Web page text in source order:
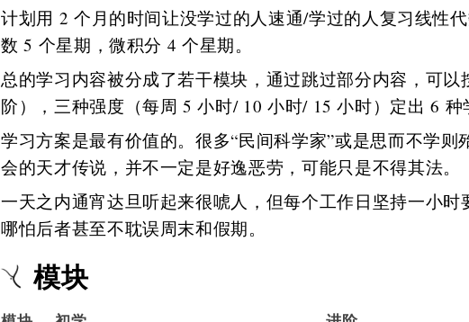
计划用 2 个月的时间让没学过的人速通/学过的人复习线性
数 5 个星期，微积分 4 个星期。
总的学习内容被分成了若干模块，通过跳过部分内容，可以
阶），三种强度（每周 5 小时/ 10 小时/ 15 小时）定出 6 种
学习方案是最有价值的。很多“民间科学家”或是思而不学则
会的天才传说，并不一定是好逸恶劳，可能只是不得其法。
一天之内通宵达旦听起来很唬人，但每个工作日坚持一小时
哪怕后者甚至不耽误周末和假期。
模块